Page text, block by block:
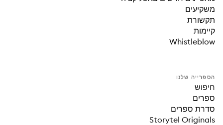
משקיעים
תקשורת
קיימות
Whistleblow
הספרייה שלנו
חיפוש
ספרים
סדרת ספרים
Storytel Originals